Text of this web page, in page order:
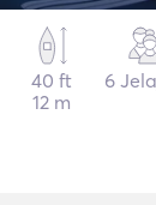
40 ft
12 m
6